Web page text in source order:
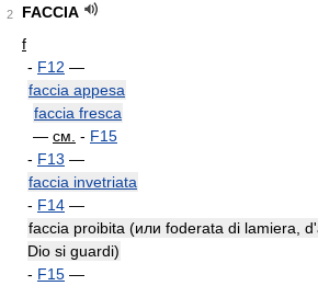
2
FACCIA
f
- F12 —
faccia appesa
faccia fresca
— см. - F15
- F13 —
faccia invetriata
- F14 —
faccia proibita (или foderata di lamiera,
Dio si guardi)
- F15 —